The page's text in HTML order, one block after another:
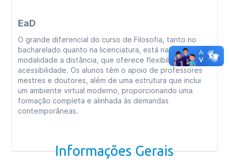
EaD
O grande diferencial do curso de Filosofia, tanto no
bacharelado quanto na licenciatura, está na
modalidade a distância, que oferece flexibilidade e
acessibilidade. Os alunos têm o apoio de professores
mestres e doutores, além de uma estrutura que inclui
um ambiente virtual moderno, proporcionando uma
formação completa e alinhada às demandas
contemporâneas.
Informações Gerais